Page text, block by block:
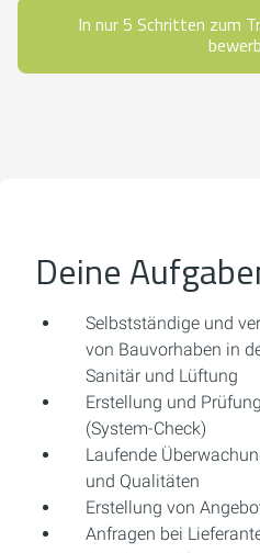
In nur 5 Schritten zum
Deine
Selbstständige und
von Bauvorhaben in
Sanitär und Lüftung
Erstellung und
(System-Check)
Laufende
und Qualitäten
Erstellung von
Anfragen bei